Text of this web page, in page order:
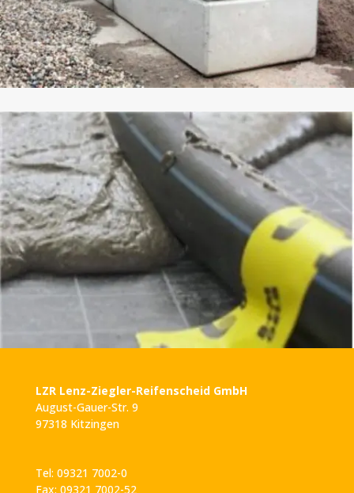
LZR Lenz-Ziegler-Reifenscheid GmbH
August-Gauer-Str. 9
97318 Kitzingen
Tel: 09321 7002-0
Fax: 09321 7002-52